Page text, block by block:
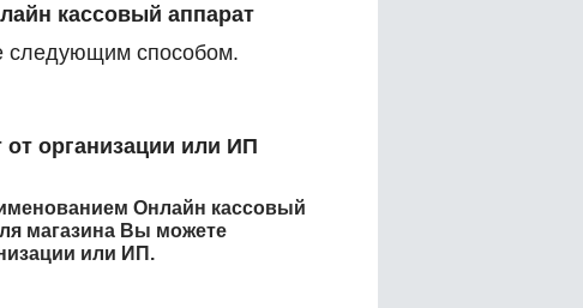
кассовый аппарат
следующим способом.
организации или ИП
Онлайн кассовый
магазина Вы можете
или ИП.